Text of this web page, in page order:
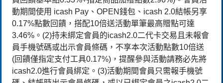
動期間使用 icash Pay、OPEN錢包、icash 2.0結帳另享
0.17%點數回饋，搭配10倍送活動單筆最高贈點可達
3.46%。(2)持未綁定會員的icash2.0二代卡交易且未報會
員手機號碼或出示會員條碼，不享本次活動點數10倍送
(回饋僅指定支付工具0.17%)，提醒參與活動請務必先將
icash2.0進行會員綁定。(3)活動期間會員只需報手機號